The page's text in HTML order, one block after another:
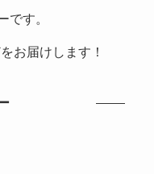
です。
お届けします！